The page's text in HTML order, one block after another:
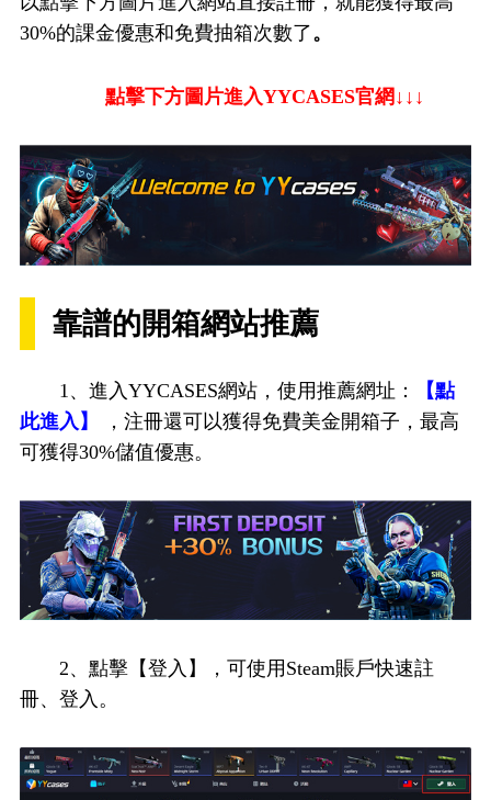
30%的課金優惠和免費抽箱次數了 。
點擊下方圖片進入YYCASES官網↓↓↓
靠譜的開箱網站推薦
1、進入YYCASES網站，使用推薦網址：
【點
此進入】
，注冊還可以獲得免費美金開箱子，最高
可獲得30%儲值優惠。
2、點擊【登入】，可使用Steam賬戶快速註
冊、登入。